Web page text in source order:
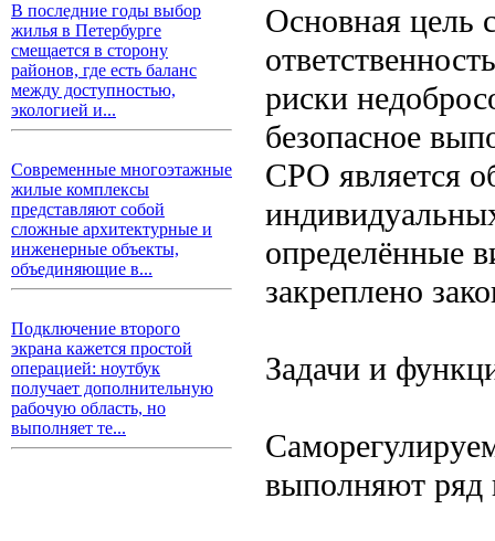
В последние годы выбор
жилья в Петербурге
смещается в сторону
районов, где есть баланс
между доступностью,
экологией и...
Современные многоэтажные
жилые комплексы
представляют собой
сложные архитектурные и
инженерные объекты,
объединяющие в...
Подключение второго
экрана кажется простой
операцией: ноутбук
получает дополнительную
рабочую область, но
выполняет те...
Основная цель
риски
безопасное
СРО является
определённые
закреплено
Задачи и
выполняют